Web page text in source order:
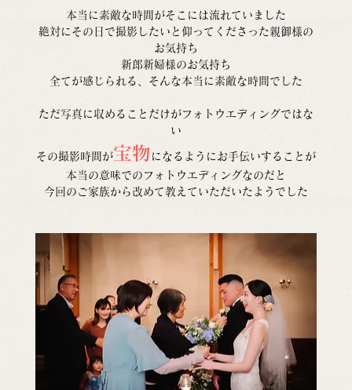
本当に素敵な時間がそこには流れていました
絶対にその日で撮影したいと仰ってくださった親御様の
お気持ち
新郎新婦様のお気持ち
全てが感じられる、そんな本当に素敵な時間でした
ただ写真に収めることだけがフォトウエディングではな
い
その撮影時間が宝物 になるようにお手伝いすることが
本当の意味でのフォトウエディングなのだと
今回のご家族から改めて教えていただいたようでした